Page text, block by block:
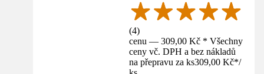
(4)
cenu — 309,00 Kč * Všechny
ceny vč. DPH a bez nákladů
na přepravu za ks309,00 Kč*/